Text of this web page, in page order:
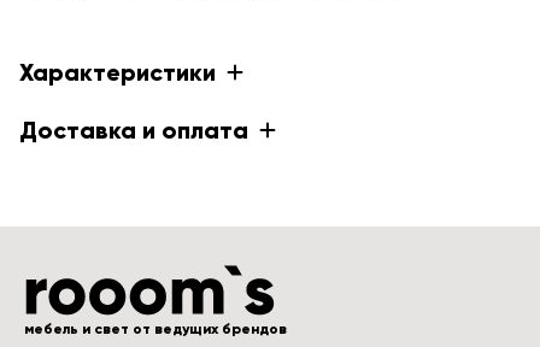
Характеристики
Доставка и оплата
мебель и свет от ведущих брендов